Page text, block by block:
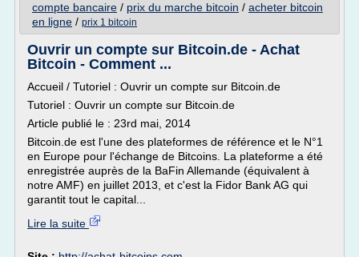
compte bancaire / prix du marche bitcoin / acheter bitcoin
en ligne / prix 1 bitcoin
Ouvrir un compte sur Bitcoin.de - Achat
Bitcoin - Comment ...
Accueil / Tutoriel : Ouvrir un compte sur Bitcoin.de
Tutoriel : Ouvrir un compte sur Bitcoin.de
Article publié le : 23rd mai, 2014
Bitcoin.de est l'une des plateformes de référence et le N°1
en Europe pour l'échange de Bitcoins. La plateforme a été
enregistrée auprès de la BaFin Allemande (équivalent à
notre AMF) en juillet 2013, et c'est la Fidor Bank AG qui
garantit tout le capital...
Lire la suite